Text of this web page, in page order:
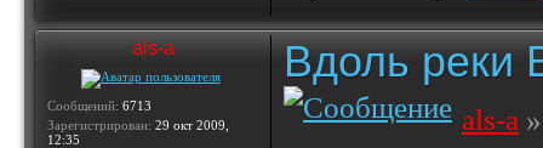
als-a
Сообщений: 6713
Зарегистрирован: 29 окт 2009,
12:35
Вдоль реки
als-a